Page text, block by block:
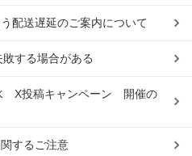
配送遅延のご案内について
敗する場合がある
X投稿キャンペーン 開催の
するご注意